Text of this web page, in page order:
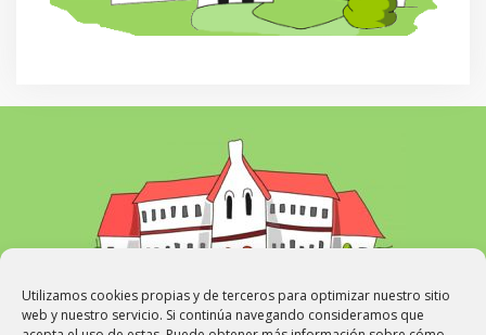
Utilizamos cookies propias y de terceros para optimizar nuestro sitio
web y nuestro servicio. Si continúa navegando consideramos que